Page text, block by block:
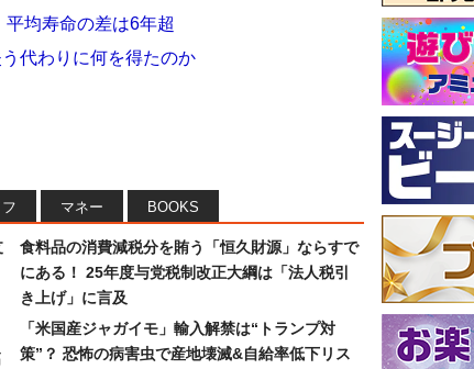
均寿命の差は6年超
代わりに何を得たのか
マネー BOOKS
食料品の消費減税分を賄う「恒久財源」ならすで
にある！ 25年度与党税制改正大綱は「法人税引
き上げ」に言及
「米国産ジャガイモ」輸入解禁は“トランプ対
策”？ 恐怖の病害虫で産地壊滅&自給率低下リス